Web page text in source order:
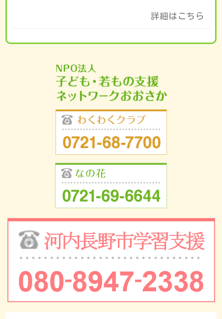
詳細はこちら